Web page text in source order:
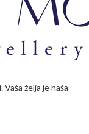
želja je naša